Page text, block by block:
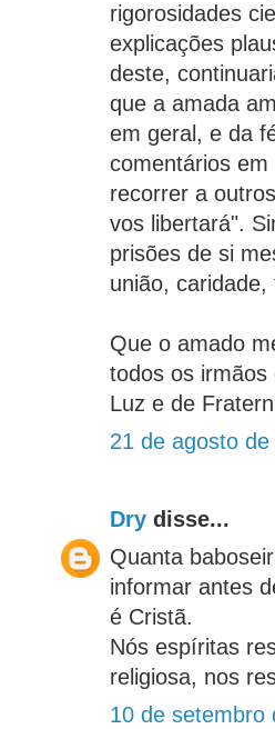
rigorosidades
explicações
deste,
que a amada
em geral, e da
comentários
recorrer a
vos libertará".
prisões de si
união,
Que o amado
todos os irmãos
Luz e de
21 de agosto
Dry disse...
Quanta
informar antes
é Cristã.
Nós espíritas
religiosa, nos
10 de setembro